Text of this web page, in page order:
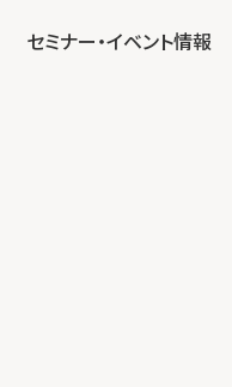
セミナー・イベント情報